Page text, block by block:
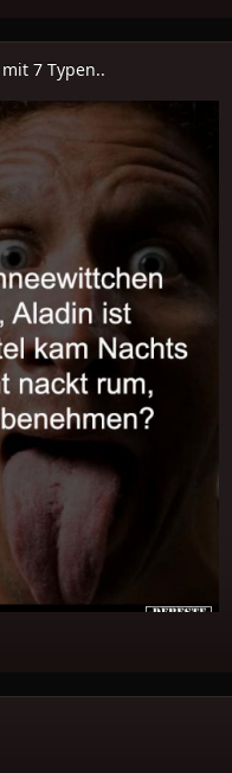
7 Typen..